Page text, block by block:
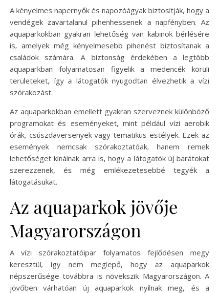
A kényelmes napernyők és napozóágyak biztosítják, hogy a
vendégek zavartalanul pihenhessenek a napfényben. Az
aquaparkokban gyakran lehetőség van kabinok bérlésére
is, amelyek még kényelmesebb pihenést biztosítanak a
családok számára. A biztonság érdekében a legtöbb
aquaparkban folyamatosan figyelik a medencék körüli
területeket, így a látogatók nyugodtan élvezhetik a vízi
szórakozást.
Az aquaparkokban emellett gyakran szerveznek különböző
programokat és eseményeket, mint például vízi aerobik
órák, csúszdaversenyek vagy tematikus estélyek. Ezek az
események nemcsak szórakoztatóak, hanem remek
lehetőséget kínálnak arra is, hogy a látogatók új barátokat
szerezzenek, és még emlékezetesebbé tegyék a
látogatásukat.
Az aquaparkok jövője
Magyarországon
A vízi szórakoztatóipar folyamatos fejlődésen megy
keresztül, így nem meglepő, hogy az aquaparkok
népszerűsége továbbra is növekszik Magyarországon. A
jövőben várhatóan új aquaparkok nyílnak meg, és a